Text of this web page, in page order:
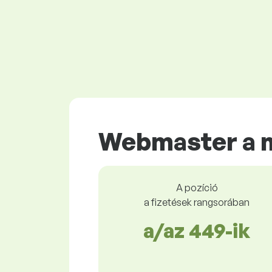
Webmaster a
A pozíció
a fizetések rangsorában
a/az 449-ik